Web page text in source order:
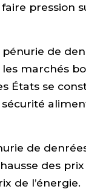
pression
de
marchés
États se
de
des
de l’énergie.